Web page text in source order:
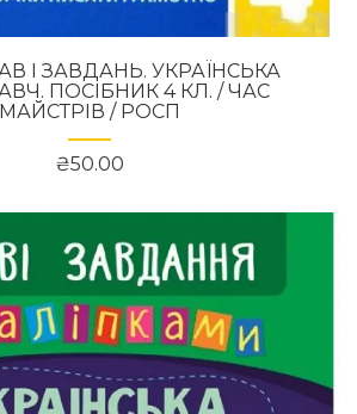
І ЗАВДАНЬ. УКРАЇНСЬКА
ПОСІБНИК 4 КЛ. / ЧАС
МАЙСТРІВ / РОСП
₴50.00